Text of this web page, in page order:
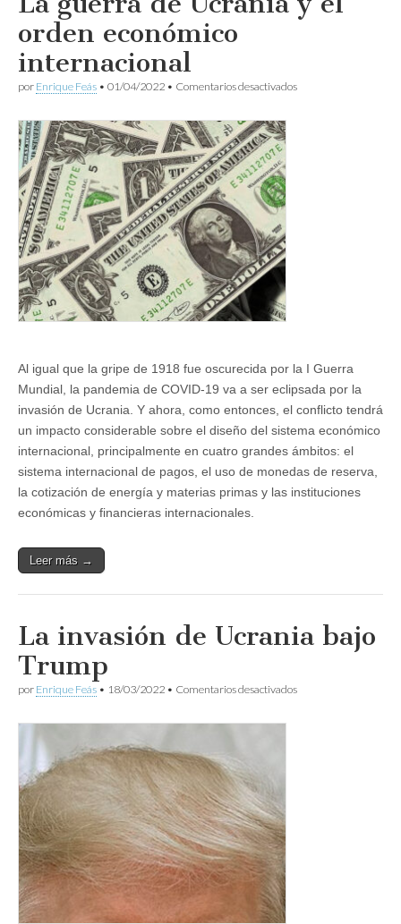
orden económico
internacional
por Enrique Feás • 01/04/2022 • Comentarios desactivadosen
Al igual que la gripe de 1918 fue oscurecida por la I Guerra
Mundial, la pandemia de COVID-19 va a ser eclipsada por la
invasión de Ucrania. Y ahora, como entonces, el conflicto tendrá
un impacto considerable sobre el diseño del sistema económico
internacional, principalmente en cuatro grandes ámbitos: el
sistema internacional de pagos, el uso de monedas de reserva,
la cotización de energía y materias primas y las instituciones
económicas y financieras internacionales.
Leer más →
La invasión de Ucrania bajo
Trump
por Enrique Feás • 18/03/2022 • Comentarios desactivadosen